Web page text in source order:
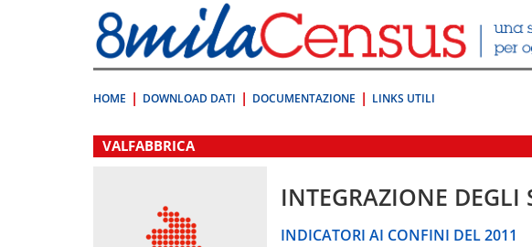
direttamente
a:
Contenuto
HOME DOWNLOAD DATI DOCUMENTAZIONE LINKS UTILI
.
VALFABBRICA
INTEGRAZIONE DEGLI
INDICATORI AI CONFINI DEL 2011